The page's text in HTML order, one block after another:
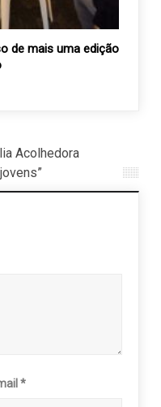
de mais uma edição
Acolhedora
*